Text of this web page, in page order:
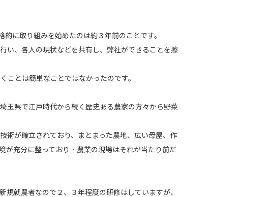
に取り組みを始めたのは約３年前のことです。
い、各人の現状などを共有し、弊社ができることを擦
ことは簡単なことではなかったのです。
玉県で江戸時代から続く歴史ある農家の方々から野菜
術が確立されており、まとまった農地、広い母屋、作
が充分に整っており…農業の現場はそれが当たり前だ
規就農者なので２、３年程度の研修はしていますが、